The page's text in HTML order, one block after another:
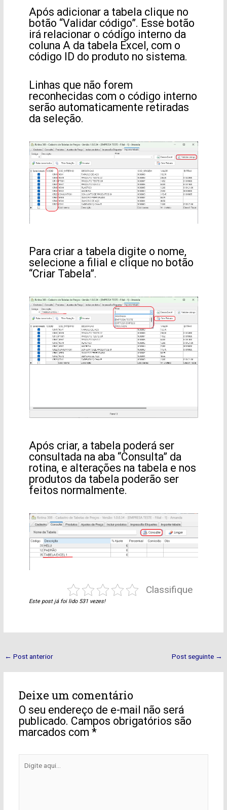
Após adicionar a tabela clique no
botão “Validar código”. Esse botão
irá relacionar o código interno da
coluna A da tabela Excel, com o
código ID do produto no sistema.
Linhas que não forem
reconhecidas com o código interno
serão automaticamente retiradas
da seleção.
Para criar a tabela digite o nome,
selecione a filial e clique no botão
“Criar Tabela”.
Após criar, a tabela poderá ser
consultada na aba “Consulta” da
rotina, e alterações na tabela e nos
produtos da tabela poderão ser
feitos normalmente.
Classifique
Este post já foi lido 531 vezes!
← Post anterior Post seguinte →
Deixe um comentário
O seu endereço de e-mail não será
publicado. Campos obrigatórios são
marcados com *
aqui...